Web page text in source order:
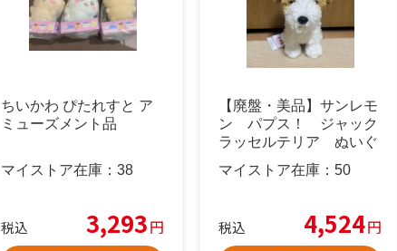
ちいかわ ぴたれすと ア
ミューズメント品
マイストア在庫： 38
税込 3,293円
【廃盤・美品】サンレモ
ン パプス！ ジャック
ラッセルテリア ぬいぐ
マイストア在庫： 50
税込 4,524円